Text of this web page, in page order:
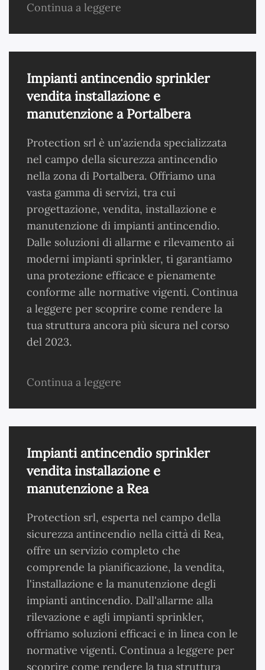
Continua a leggere
Impianti antincendio sprinkler
vendita installazione e
manutenzione a Portalbera
Protection srl è un'azienda specializzata
nel campo della sicurezza antincendio
nella zona di Portalbera. Offriamo una
vasta gamma di servizi, tra cui
progettazione, vendita, installazione e
manutenzione di impianti antincendio.
Dalle soluzioni di allarme e rilevamento ai
moderni impianti sprinkler, ti garantiamo
una protezione efficace e pienamente
conforme alle normative vigenti. Continua
a leggere per scoprire come rendere la
tua struttura ancora più sicura nel corso
del 2023.
Continua a leggere
Impianti antincendio sprinkler
vendita installazione e
manutenzione a Rea
Protection srl, esperta nel campo della
sicurezza antincendio nella città di Rea,
offre un servizio completo che
comprende la pianificazione, la vendita,
l'installazione e la manutenzione degli
impianti antincendio. Dall'allarme alla
rilevazione e agli impianti sprinkler,
offriamo soluzioni efficaci e in linea con le
normative vigenti. Continua a leggere per
scoprire come rendere la tua struttura